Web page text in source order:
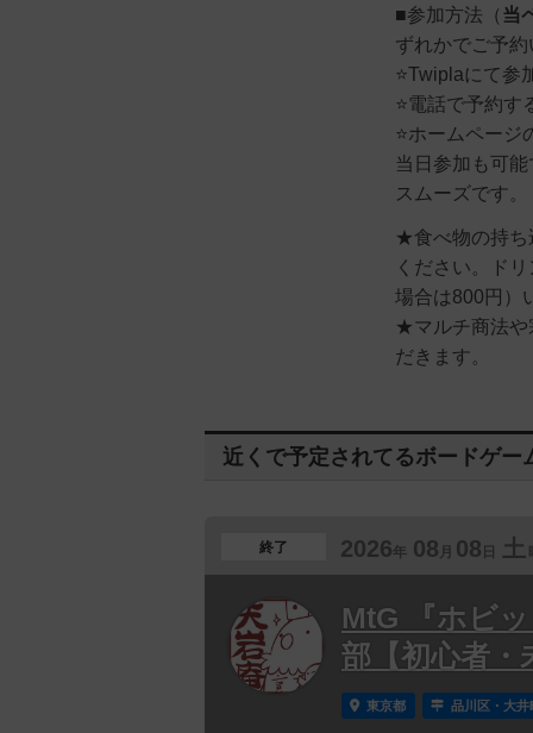
■参加方法（ 当
ずれかでご予
⭐️Twiplaにて参
⭐️電話で予約
⭐️ホームペー
当日参加も可
スムーズです。
★食べ物の持ち
ください。ド
場合は800円）
★マルチ商法や
だきます。
近くで予定されてるボードゲー
終了 2026年 08 月 08 土
MtG 『ホビ
部【初心者・
東京都 品川区・大井